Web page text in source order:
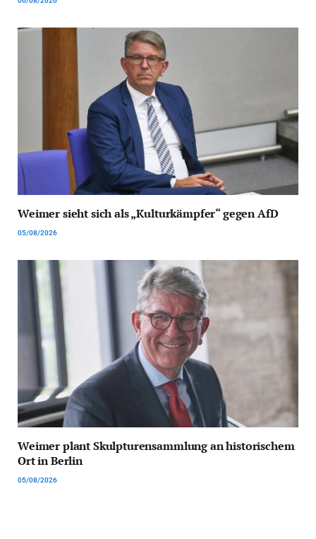
Weimer sieht sich als „Kulturkämpfer“ gegen AfD
05/08/2026
Weimer plant Skulpturensammlung an historischem
Ort in Berlin
05/08/2026